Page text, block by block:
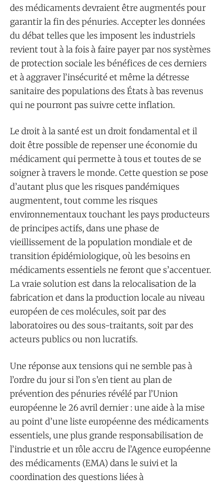
des médicaments devraient être augmentés pour
garantir la fin des pénuries. Accepter les données
du débat telles que les imposent les industriels
revient tout à la fois à faire payer par nos systèmes
de protection sociale les bénéfices de ces derniers
et à aggraver l’insécurité et même la détresse
sanitaire des populations des États à bas revenus
qui ne pourront pas suivre cette inflation.
Le droit à la santé est un droit fondamental et il
doit être possible de repenser une économie du
médicament qui permette à tous et toutes de se
soigner à travers le monde. Cette question se pose
d’autant plus que les risques pandémiques
augmentent, tout comme les risques
environnementaux touchant les pays producteurs
de principes actifs, dans une phase de
vieillissement de la population mondiale et de
transition épidémiologique, où les besoins en
médicaments essentiels ne feront que s’accentuer.
La vraie solution est dans la relocalisation de la
fabrication et dans la production locale au niveau
européen de ces molécules, soit par des
laboratoires ou des sous-traitants, soit par des
acteurs publics ou non lucratifs.
Une réponse aux tensions qui ne semble pas à
l’ordre du jour si l’on s’en tient au plan de
prévention des pénuries révélé par l’Union
européenne le 26 avril dernier : une aide à la mise
au point d’une liste européenne des médicaments
essentiels, une plus grande responsabilisation de
l’industrie et un rôle accru de l’Agence européenne
des médicaments (EMA) dans le suivi et la
coordination des questions liées à